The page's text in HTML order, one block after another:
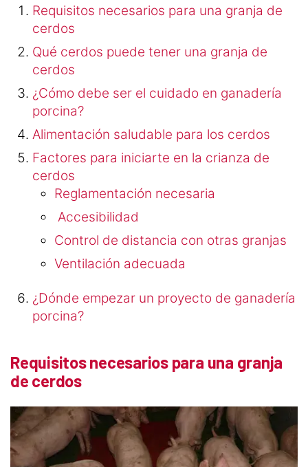
Requisitos necesarios para una granja de
cerdos
Qué cerdos puede tener una granja de
cerdos
¿Cómo debe ser el cuidado en ganadería
porcina?
Alimentación saludable para los cerdos
Factores para iniciarte en la crianza de
cerdos
Reglamentación necesaria
Accesibilidad
Control de distancia con otras granjas
Ventilación adecuada
¿Dónde empezar un proyecto de ganadería
porcina?
Requisitos necesarios para una granja
de cerdos